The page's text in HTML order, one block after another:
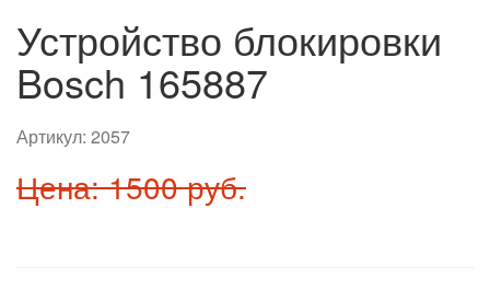
Устройство блокировки
Bosch 165887
Артикул: 2057
Цена: 1500 руб.